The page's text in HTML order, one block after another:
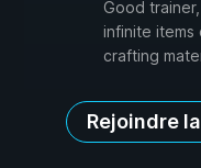
Good
infinite items
crafting
Rejoindre